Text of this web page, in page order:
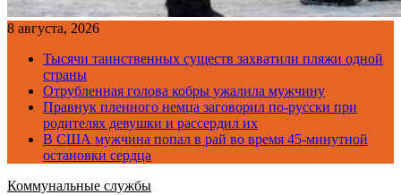
8 августа, 2026
Тысячи таинственных существ захватили пляжи одной
страны
Отрубленная голова кобры ужалила мужчину
Правнук пленного немца заговорил по-русски при
родителях девушки и рассердил их
В США мужчина попал в рай во время 45-минутной
остановки сердца
Коммунальные службы